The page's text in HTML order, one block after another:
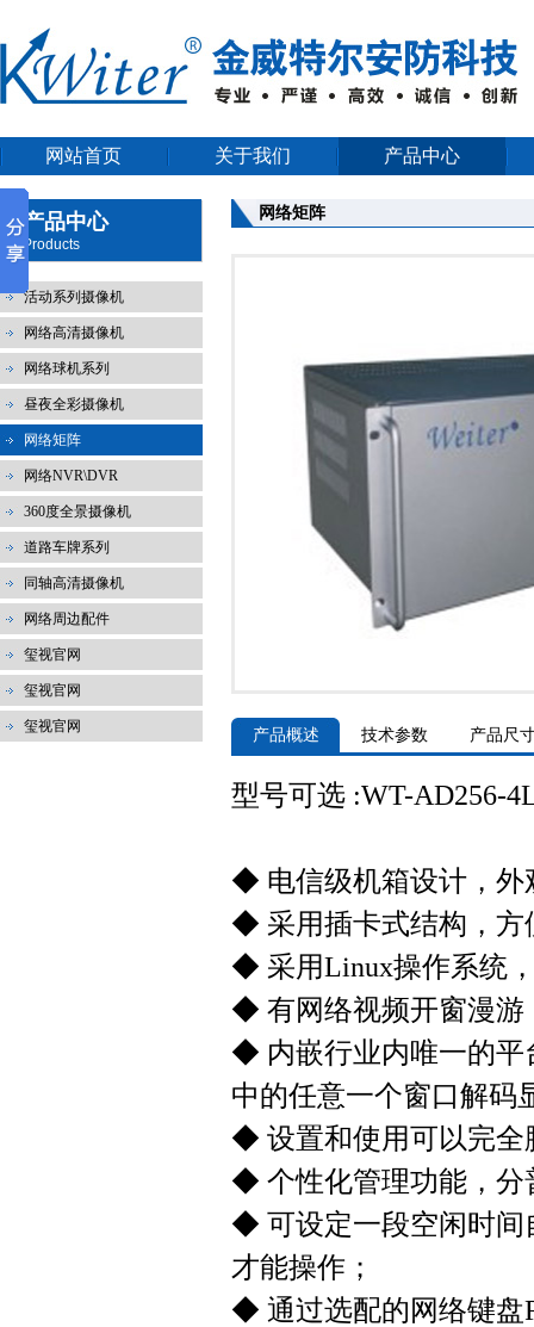
网站首页 关于我们 产品中心
产品中心
Products
活动系列摄像机
网络高清摄像机
网络球机系列
昼夜全彩摄像机
网络矩阵
网络NVR\DVR
360度全景摄像机
道路车牌系列
同轴高清摄像机
网络周边配件
玺视官网
玺视官网
玺视官网
网络矩阵
产品概述 技术参数 产品尺
型号可选 :WT-AD256-
◆ 电信级机箱设计，外
◆ 采用插卡式结构，方
◆ 采用Linux操作系统
◆ 有网络视频开窗漫游
◆ 内嵌行业内唯一的平
中的任意一个窗口解码
◆ 设置和使用可以完全
◆ 个性化管理功能，分
◆ 可设定一段空闲时间
才能操作；
◆ 通过选配的网络键盘